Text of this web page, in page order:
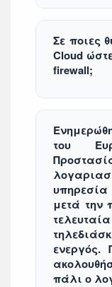
Σε ποιες
Cloud
firewall;
του
μετά την
πάλι ο